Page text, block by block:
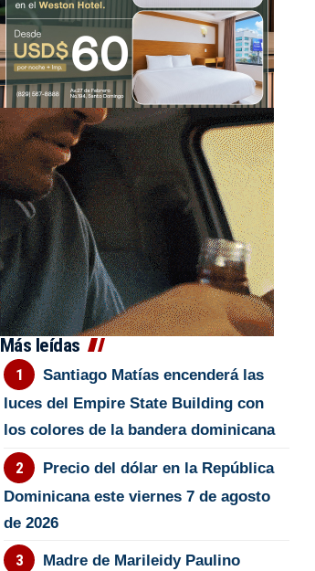
Más leídas
Santiago Matías encenderá las
luces del Empire State Building con
los colores de la bandera dominicana
Precio del dólar en la República
Dominicana este viernes 7 de agosto
de 2026
Madre de Marileidy Paulino